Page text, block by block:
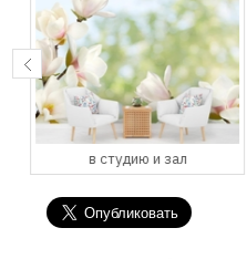
в студию и зал